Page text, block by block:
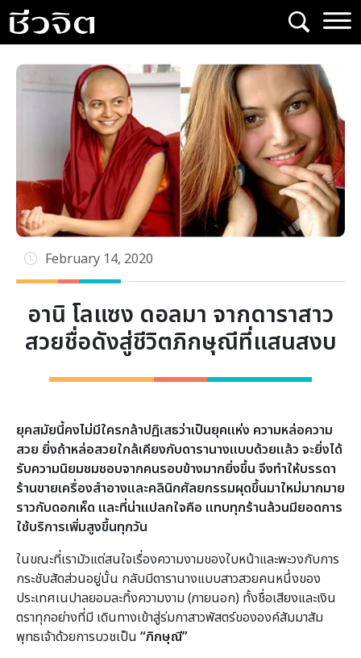
Skip
to
content
February 14, 2020
อานิ โลแซง ดอลมา จากดาราสาว
สวยชื่อดังสู่ชีวิตภิกษุณีที่แสนสงบ
ยุคสมัยนี้คงไม่มีใครกล้าปฏิเสธว่าเป็นยุคแห่ง ความหล่อความ
สวย ยิ่งถ้าหล่อสวยใกล้เคียงกับดารานางแบบด้วยแล้ว จะยิ่งได้
รับความนิยมชมชอบจากคนรอบข้างมากยิ่งขึ้น จึงทำให้บรรดา
ร้านขายเครื่องสำอางและคลินิกศัลยกรรมผุดขึ้นมาใหม่มากมาย
ราวกับดอกเห็ด และที่น่าแปลกใจคือ แทบทุกร้านล้วนมียอดการ
ใช้บริการเพิ่มสูงขึ้นทุกวัน
ในขณะที่เรามัวแต่สนใจเรื่องความงามของใบหน้าและพะวงกับการ
กระชับสัดส่วนอยู่นั้น กลับมีดารานางแบบสาวสวยคนหนึ่งของ
ประเทศเนปาลยอมละทิ้งความงาม (ภายนอก) ทั้งชื่อเสียงและเงิน
ตราทุกอย่างที่มี เดินทางเข้าสู่ร่มกาสาวพัสตร์ขององค์สัมมาสัม
พุทธเจ้าด้วยการบวชเป็น “ภิกษุณี”